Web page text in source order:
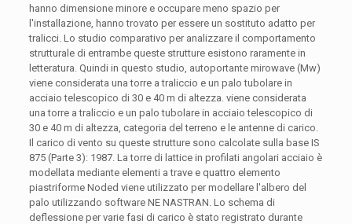
hanno dimensione minore e occupare meno spazio per
l'installazione, hanno trovato per essere un sostituto adatto per
tralicci. Lo studio comparativo per analizzare il comportamento
strutturale di entrambe queste strutture esistono raramente in
letteratura. Quindi in questo studio, autoportante mirowave (Mw)
viene considerata una torre a traliccio e un palo tubolare in
acciaio telescopico di 30 e 40 m di altezza. viene considerata
una torre a traliccio e un palo tubolare in acciaio telescopico di
30 e 40 m di altezza, categoria del terreno e le antenne di carico.
Il carico di vento su queste strutture sono calcolate sulla base IS
875 (Parte 3): 1987. La torre di lattice in profilati angolari acciaio è
modellata mediante elementi a trave e quattro elemento
piastriforme Noded viene utilizzato per modellare l'albero del
palo utilizzando software NE NASTRAN. Lo schema di
deflessione per varie fasi di carico è stato registrato durante